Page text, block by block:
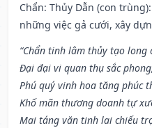
Chẩn: Thủy Dẫn (con
những việc gả cưới, xây
“Chẩn tinh lâm thủy tạo long
Đại đại vi quan thụ sắc phong,
Phú quý vinh hoa tăng phúc
Khố mãn thương doanh tự
Mai táng văn tinh lai chiếu